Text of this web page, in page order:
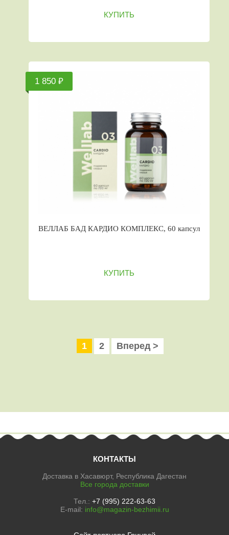
КУПИТЬ
1 850 ₽
ВЕЛЛАБ БАД КАРДИО КОМПЛЕКС, 60 капсул
КУПИТЬ
1 2 Вперед >
КОНТАКТЫ
Доставка в Хасавюрт, Республика Дагестан
Все города доставки
Тел.: +7 (995) 222-63-63
E-mail: info@magazin-bezhimii.ru